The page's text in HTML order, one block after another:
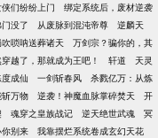
们纷纷上门
绑定系统后，废材逆袭
没了 从废脉到混沌帝尊
逆麟天
唢呐送葬诸天
万剑宗？骗你的，其
越了，那就成为王吧！ 轩道
天灵
成仙 一剑斩春风
杀戮亿万：从炼
万物 逆袭！神魔血脉掌碎焚天
开
魂穿之皇族战记 逆天绝世武魂
冥
别来
我靠摆烂系统卷成玄幻天花